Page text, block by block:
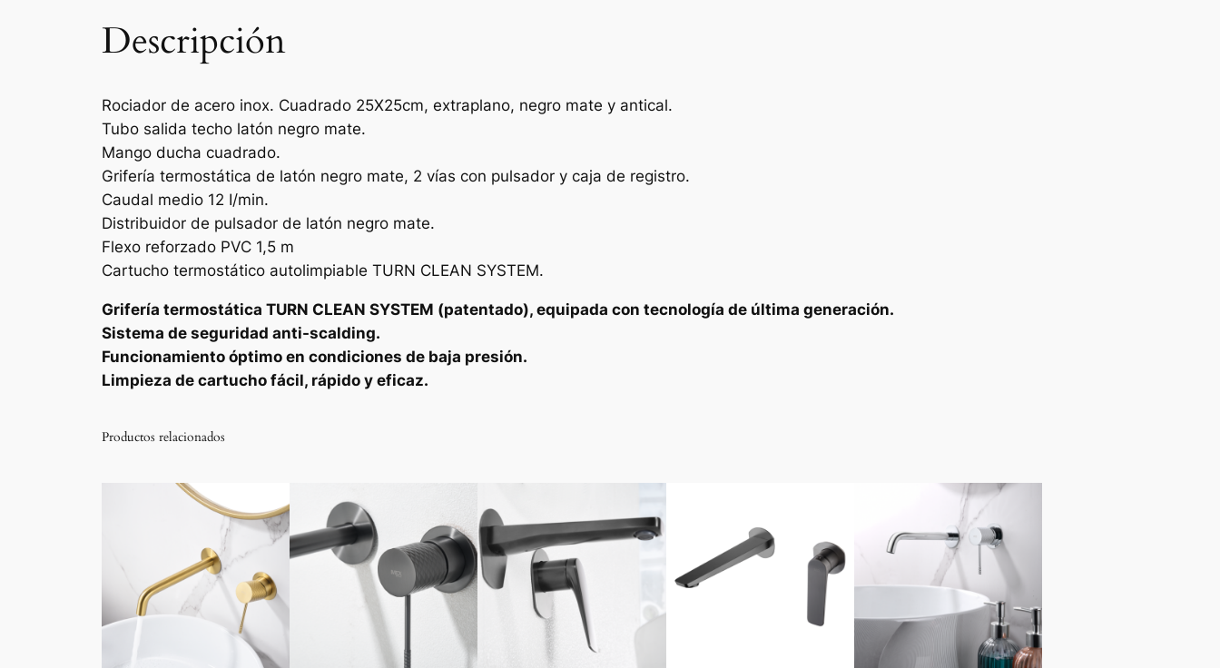
c
e
r
a
t
á
t
Descripción
Rociador de acero inox. Cuadrado 25X25cm, extraplano, negro mate y antical.
Tubo salida techo latón negro mate.
Mango ducha cuadrado.
Grifería termostática de latón negro mate, 2 vías con pulsador y caja de registro.
Caudal medio 12 I/min.
Distribuidor de pulsador de latón negro mate.
Flexo reforzado PVC 1,5 m
Cartucho termostático autolimpiable TURN CLEAN SYSTEM.
Grifería termostática TURN CLEAN SYSTEM (patentado), equipada con tecnología de última generación.
Sistema de seguridad anti-scalding.
Funcionamiento óptimo en condiciones de baja presión.
Limpieza de cartucho fácil, rápido y eficaz.
Productos relacionados